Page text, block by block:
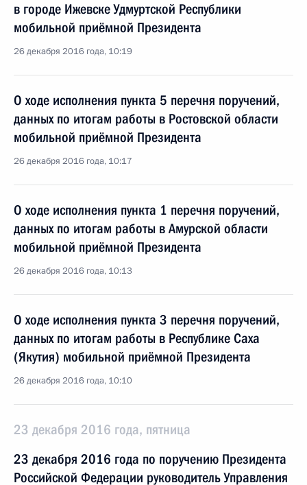
в городе Ижевске Удмуртской Республики
мобильной приёмной Президента
26 декабря 2016 года, 10:19
О ходе исполнения пункта 5 перечня поручений,
данных по итогам работы в Ростовской области
мобильной приёмной Президента
26 декабря 2016 года, 10:17
О ходе исполнения пункта 1 перечня поручений,
данных по итогам работы в Амурской области
мобильной приёмной Президента
26 декабря 2016 года, 10:13
О ходе исполнения пункта 3 перечня поручений,
данных по итогам работы в Республике Саха
(Якутия) мобильной приёмной Президента
26 декабря 2016 года, 10:10
23 декабря 2016 года, пятница
23 декабря 2016 года по поручению Президента
Российской Федерации руководитель Управления